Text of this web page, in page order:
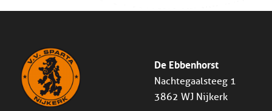
De Ebbenhorst
Nachtegaalsteeg 1
3862 WJ Nijkerk